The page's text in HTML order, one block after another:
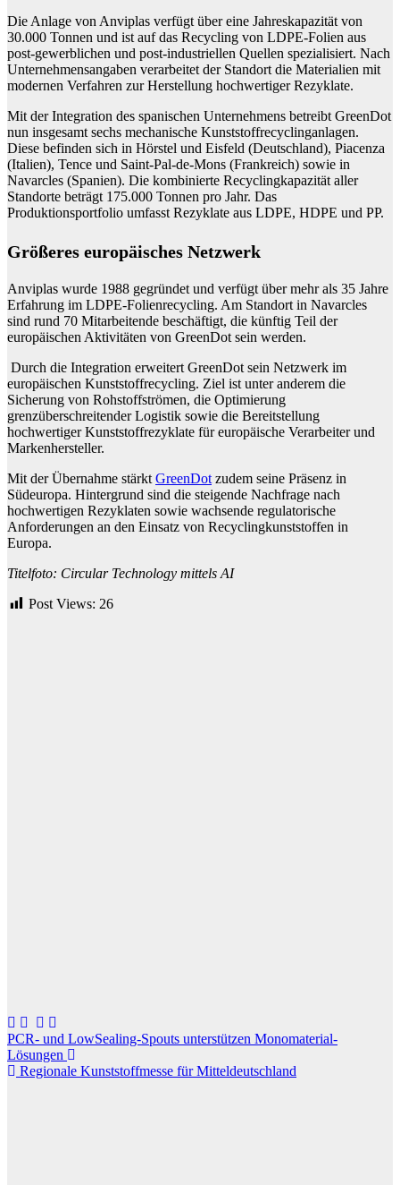
Die Anlage von Anviplas verfügt über eine Jahreskapazität von
30.000 Tonnen und ist auf das Recycling von LDPE-Folien aus
post-gewerblichen und post-industriellen Quellen spezialisiert. Nach
Unternehmensangaben verarbeitet der Standort die Materialien mit
modernen Verfahren zur Herstellung hochwertiger Rezyklate.
Mit der Integration des spanischen Unternehmens betreibt GreenDot
nun insgesamt sechs mechanische Kunststoffrecyclinganlagen.
Diese befinden sich in Hörstel und Eisfeld (Deutschland), Piacenza
(Italien), Tence und Saint-Pal-de-Mons (Frankreich) sowie in
Navarcles (Spanien). Die kombinierte Recyclingkapazität aller
Standorte beträgt 175.000 Tonnen pro Jahr. Das
Produktionsportfolio umfasst Rezyklate aus LDPE, HDPE und PP.
Größeres europäisches Netzwerk
Anviplas wurde 1988 gegründet und verfügt über mehr als 35 Jahre
Erfahrung im LDPE-Folienrecycling. Am Standort in Navarcles
sind rund 70 Mitarbeitende beschäftigt, die künftig Teil der
europäischen Aktivitäten von GreenDot sein werden.
Durch die Integration erweitert GreenDot sein Netzwerk im
europäischen Kunststoffrecycling. Ziel ist unter anderem die
Sicherung von Rohstoffströmen, die Optimierung
grenzüberschreitender Logistik sowie die Bereitstellung
hochwertiger Kunststoffrezyklate für europäische Verarbeiter und
Markenhersteller.
Mit der Übernahme stärkt GreenDot zudem seine Präsenz in
Südeuropa. Hintergrund sind die steigende Nachfrage nach
hochwertigen Rezyklaten sowie wachsende regulatorische
Anforderungen an den Einsatz von Recyclingkunststoffen in
Europa.
Titelfoto: Circular Technology mittels AI
Post Views: 26
Beitragsnavigation
PCR- und LowSealing-Spouts unterstützen Monomaterial-
Lösungen
Regionale Kunststoffmesse für Mitteldeutschland